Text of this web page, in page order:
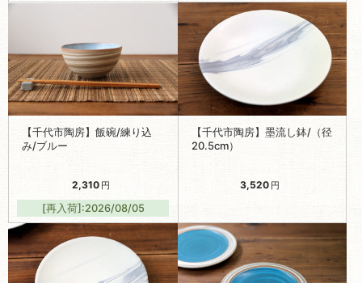
【千代市陶房】飯碗/練り込
み/ブルー
2,310 円
[再入荷]:2026/08/05
【千代市陶房】墨流し鉢/（径
20.5cm）
3,520 円